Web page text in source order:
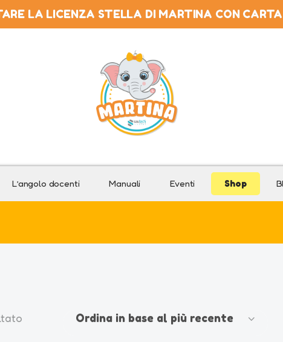
LA LICENZA STELLA DI MARTINA CON
L’angolo docenti Manuali Eventi Shop
HOME
LA PIATTAFORMA
L’ANGOLO DOCENTI
MANUALI
WEBINAR
SHOP
BLOG